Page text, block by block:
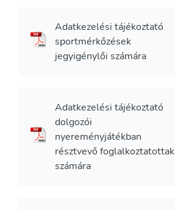
Adatkezelési tájékoztató
sportmérkőzések
jegyigénylői számára
Adatkezelési tájékoztató
dolgozói
nyereményjátékban
résztvevő foglalkoztatottak
számára